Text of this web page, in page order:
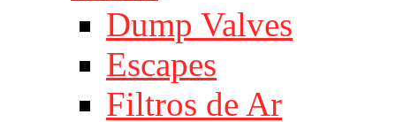
Dump Valves
Escapes
Filtros de Ar